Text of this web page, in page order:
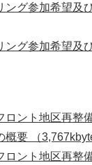
ング参加希望及
ング参加希望及
ロント地区再整
概要 （
ロント地区再整